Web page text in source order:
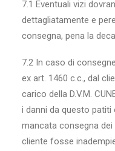
7.1 Eventuali vizi
dettagliatamente e
consegna, pena la
7.2 In caso di
ex art. 1460 c.c., dal
carico della D.V.M.
i danni da questo
mancata consegna dei
cliente fosse